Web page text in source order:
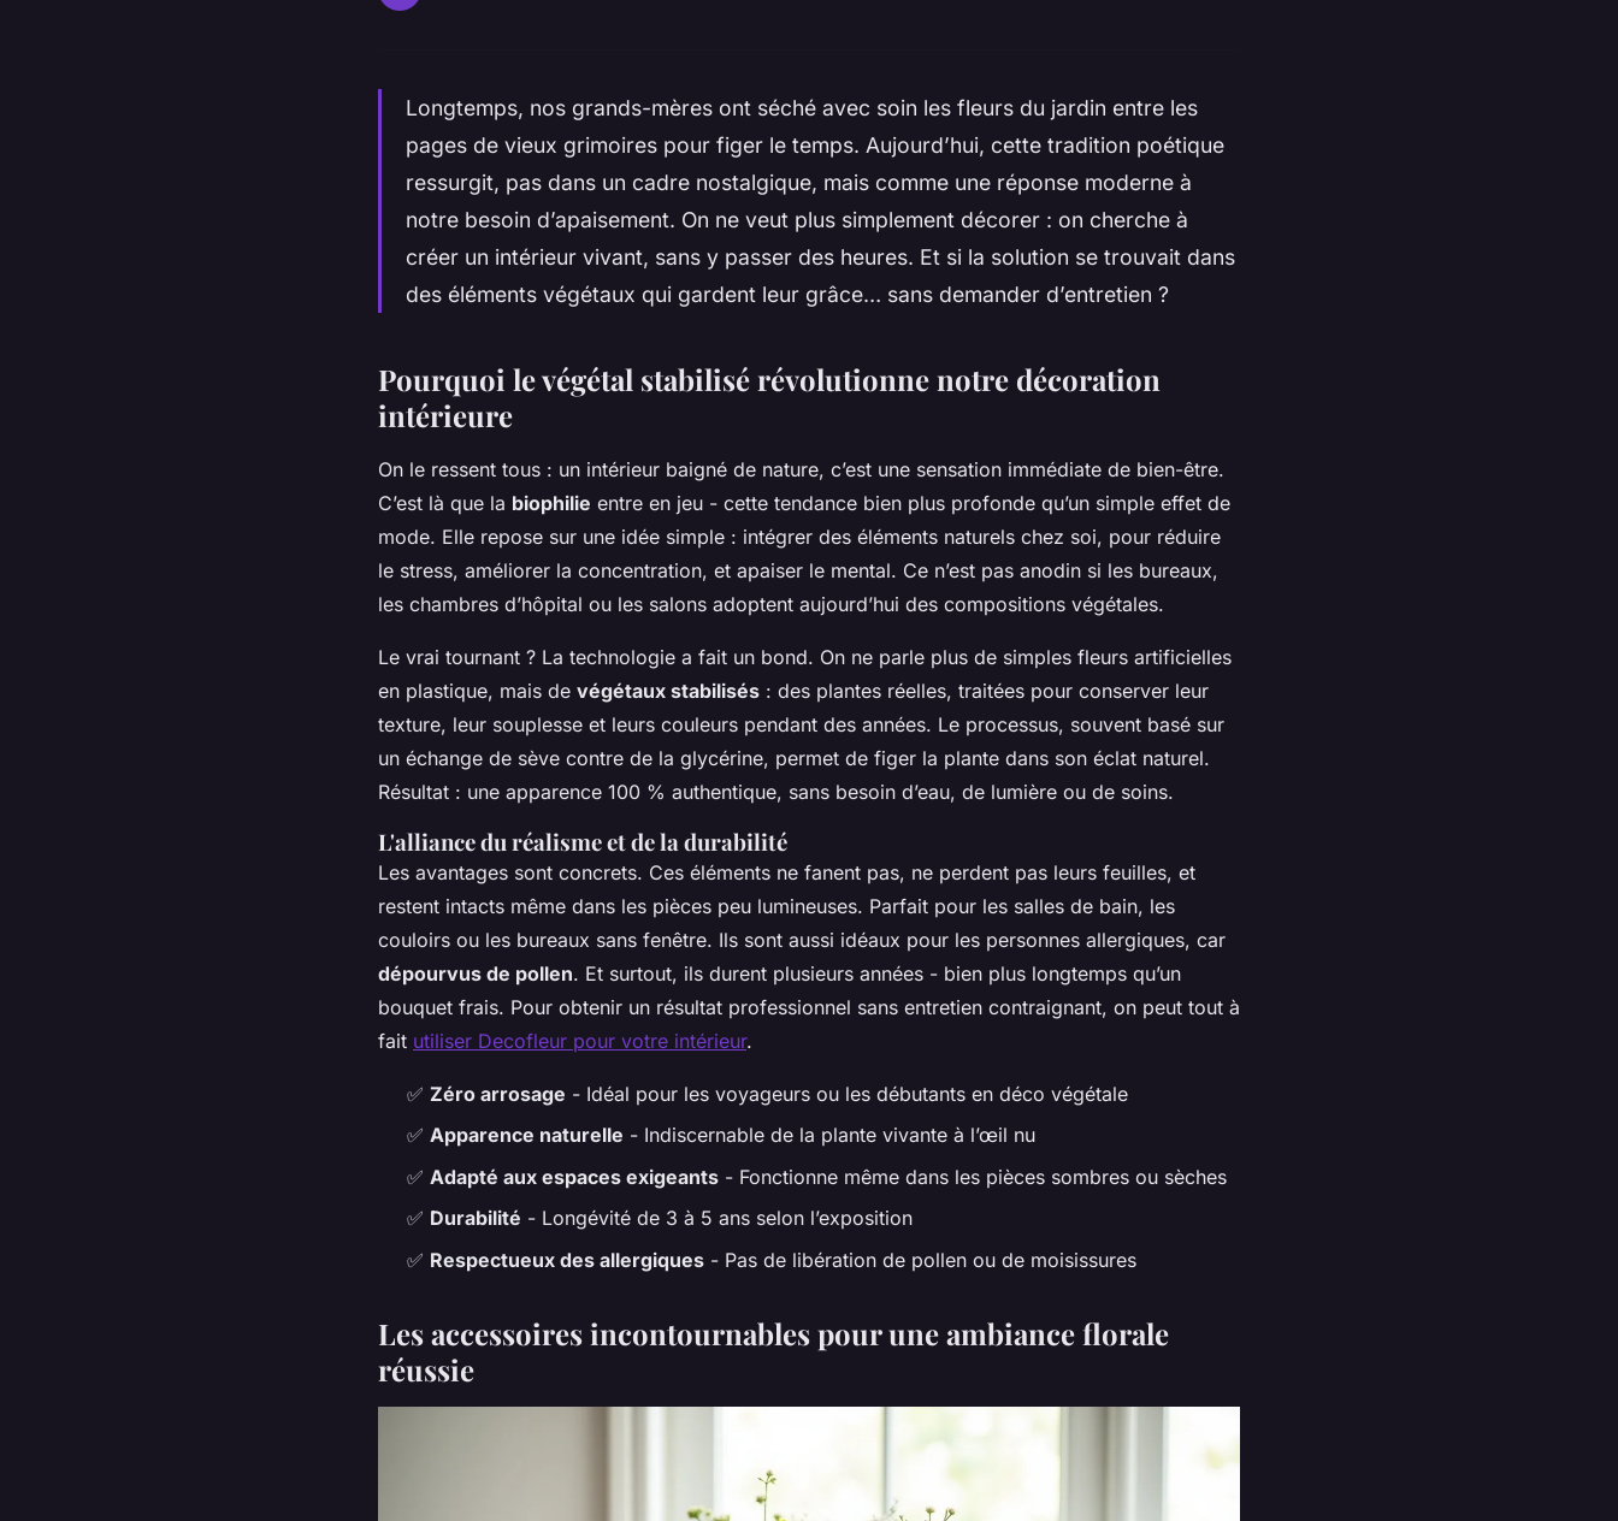
Longtemps, nos grands-mères ont séché avec soin les fleurs du jardin entre les
pages de vieux grimoires pour figer le temps. Aujourd’hui, cette tradition poétique
ressurgit, pas dans un cadre nostalgique, mais comme une réponse moderne à
notre besoin d’apaisement. On ne veut plus simplement décorer : on cherche à
créer un intérieur vivant, sans y passer des heures. Et si la solution se trouvait dans
des éléments végétaux qui gardent leur grâce… sans demander d’entretien ?
Pourquoi le végétal stabilisé révolutionne notre décoration
intérieure
On le ressent tous : un intérieur baigné de nature, c’est une sensation immédiate de bien-être.
C’est là que la biophilie entre en jeu - cette tendance bien plus profonde qu’un simple effet de
mode. Elle repose sur une idée simple : intégrer des éléments naturels chez soi, pour réduire
le stress, améliorer la concentration, et apaiser le mental. Ce n’est pas anodin si les bureaux,
les chambres d’hôpital ou les salons adoptent aujourd’hui des compositions végétales.
Le vrai tournant ? La technologie a fait un bond. On ne parle plus de simples fleurs artificielles
en plastique, mais de végétaux stabilisés : des plantes réelles, traitées pour conserver leur
texture, leur souplesse et leurs couleurs pendant des années. Le processus, souvent basé sur
un échange de sève contre de la glycérine, permet de figer la plante dans son éclat naturel.
Résultat : une apparence 100 % authentique, sans besoin d’eau, de lumière ou de soins.
L'alliance du réalisme et de la durabilité
Les avantages sont concrets. Ces éléments ne fanent pas, ne perdent pas leurs feuilles, et
restent intacts même dans les pièces peu lumineuses. Parfait pour les salles de bain, les
couloirs ou les bureaux sans fenêtre. Ils sont aussi idéaux pour les personnes allergiques, car
dépourvus de pollen. Et surtout, ils durent plusieurs années - bien plus longtemps qu’un
bouquet frais. Pour obtenir un résultat professionnel sans entretien contraignant, on peut tout à
fait utiliser Decofleur pour votre intérieur.
✅ Zéro arrosage - Idéal pour les voyageurs ou les débutants en déco végétale
✅ Apparence naturelle - Indiscernable de la plante vivante à l’œil nu
✅ Adapté aux espaces exigeants - Fonctionne même dans les pièces sombres ou sèches
✅ Durabilité - Longévité de 3 à 5 ans selon l’exposition
✅ Respectueux des allergiques - Pas de libération de pollen ou de moisissures
Les accessoires incontournables pour une ambiance florale
réussie